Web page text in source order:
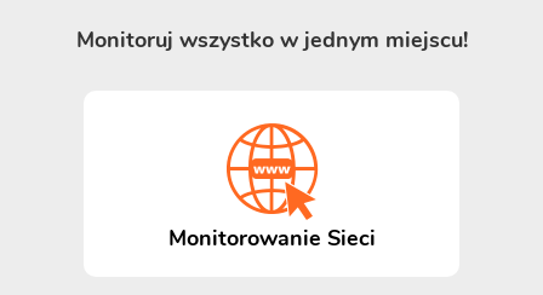
Monitoruj wszystko w jednym miejscu!
Monitorowanie Sieci